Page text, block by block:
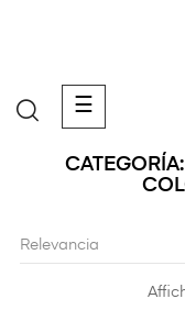
de
☰
Relevancia